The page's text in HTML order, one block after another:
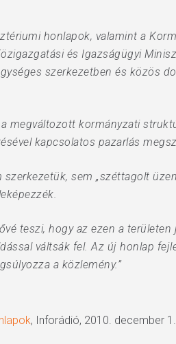
honlapok, valamint a
és Igazságügyi
szerkezetben és közös
megváltozott kormányzati
kapcsolatos pazarlás
sem „széttagolt
teszi, hogy az ezen a
váltsák fel. Az új honlap
a közlemény.”
, Inforádió, 2010. december 1.